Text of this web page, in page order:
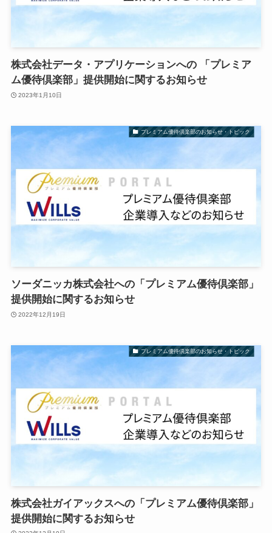
株式会社データ・アプリケーションへの 「プレミア
ム優待倶楽部」提供開始に関するお知らせ
2023年1月10日
プレミアム優待倶楽部のお知らせ・トピック
ソーダニッカ株式会社への「プレミアム優待倶楽部」
提供開始に関するお知らせ
2022年12月19日
プレミアム優待倶楽部のお知らせ・トピック
株式会社ガイアックスへの「プレミアム優待倶楽部」
提供開始に関するお知らせ